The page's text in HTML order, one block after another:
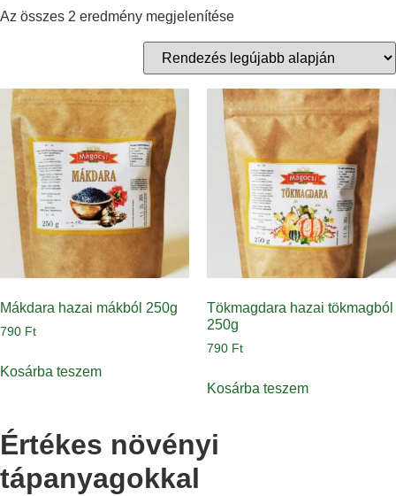
Az összes 2 eredmény megjelenítése
Mákdara hazai mákból 250g
790 Ft
Kosárba teszem
Tökmagdara hazai tökmagból
250g
790 Ft
Kosárba teszem
Értékes növényi
tápanyagokkal